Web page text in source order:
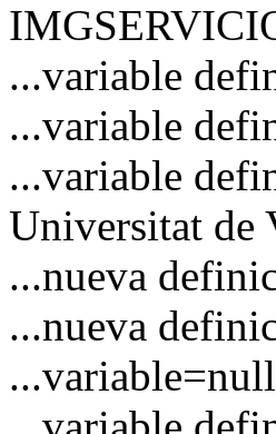
...variable
...variable
...variable
Universitat de
...nueva
...nueva